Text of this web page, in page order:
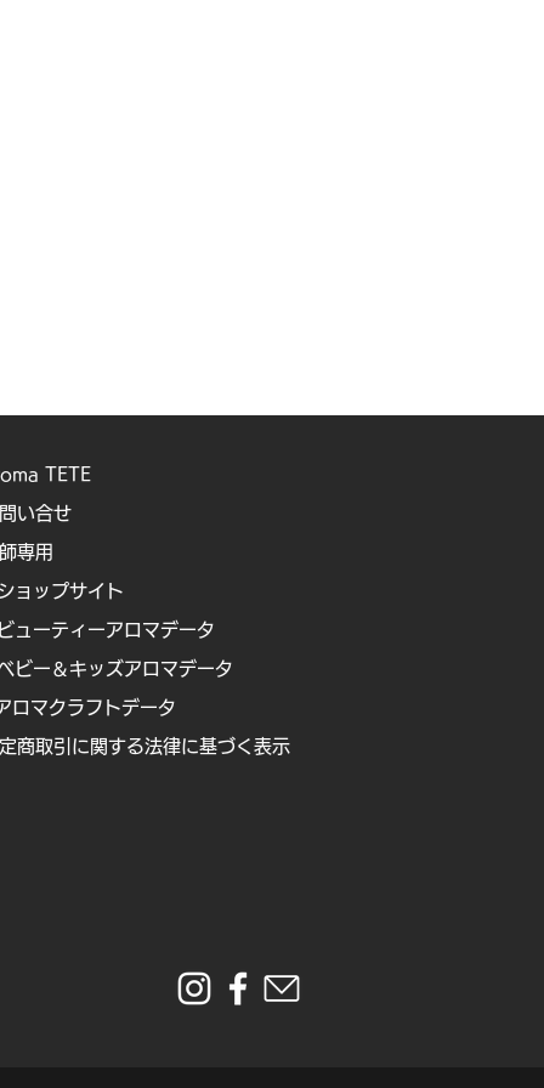
TETE
い合せ
講師専用
ョップサイト
ビューティーアロマデータ
ビー＆キッズアロマデータ
ロマクラフトデータ
商取引に関する法律に基づく表示